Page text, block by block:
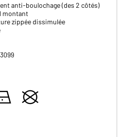
anti-boulochage (des 2 côtés)
montant
zippée dissimulée
U